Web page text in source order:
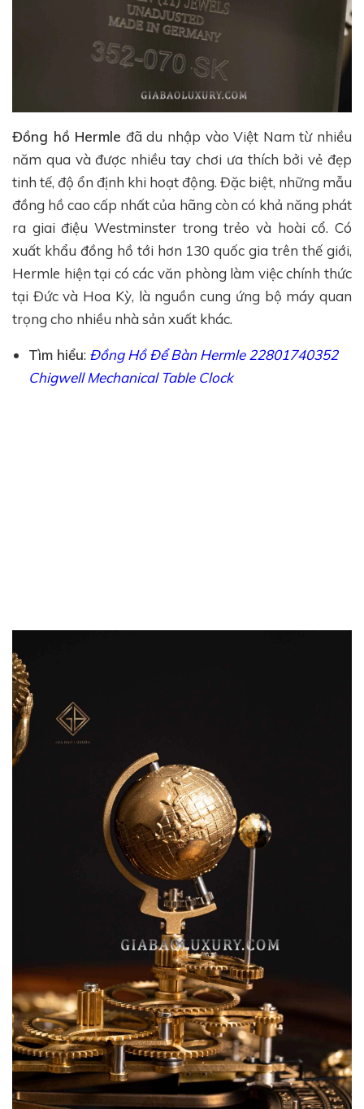
Đồng hồ Hermle đã du nhập vào Việt Nam từ nhiều
năm qua và được nhiều tay chơi ưa thích bởi vẻ đẹp
tinh tế, độ ổn định khi hoạt động. Đặc biệt, những mẫu
đồng hồ cao cấp nhất của hãng còn có khả năng phát
ra giai điệu Westminster trong trẻo và hoài cổ. Có
xuất khẩu đồng hồ tới hơn 130 quốc gia trên thế giới,
Hermle hiện tại có các văn phòng làm việc chính thức
tại Đức và Hoa Kỳ, là nguồn cung ứng bộ máy quan
trọng cho nhiều nhà sản xuất khác.
Tìm hiểu: Đồng Hồ Để Bàn Hermle 22801740352
Chigwell Mechanical Table Clock